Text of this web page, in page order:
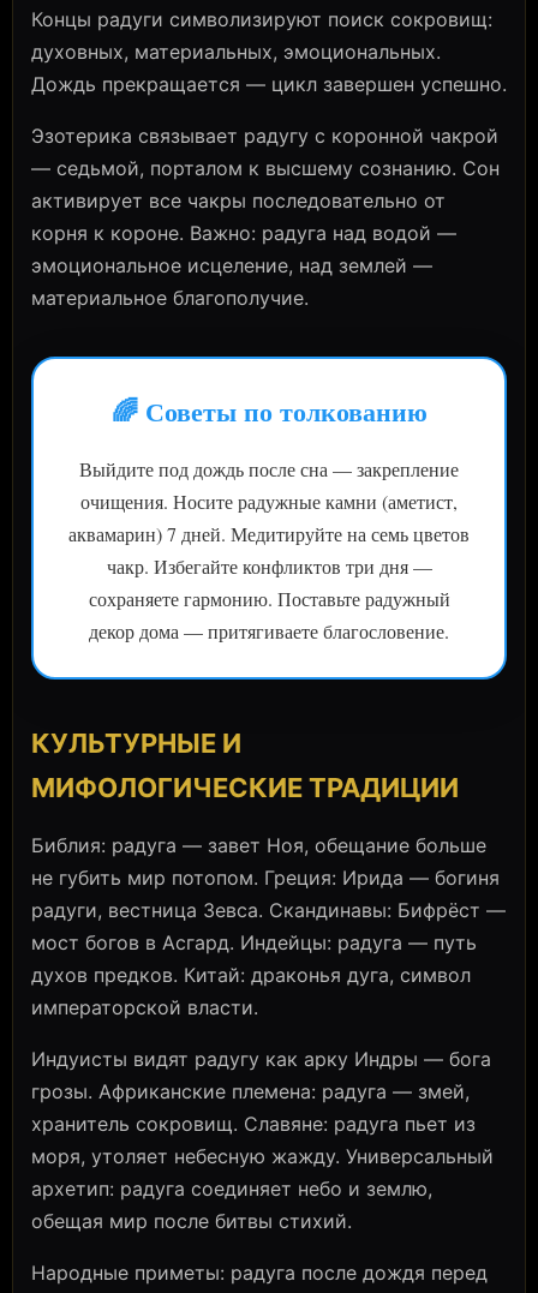
Концы радуги символизируют поиск сокровищ:
духовных, материальных, эмоциональных.
Дождь прекращается — цикл завершен успешно.
Эзотерика связывает радугу с коронной чакрой
— седьмой, порталом к высшему сознанию. Сон
активирует все чакры последовательно от
корня к короне. Важно: радуга над водой —
эмоциональное исцеление, над землей —
материальное благополучие.
🌈 Советы по толкованию
Выйдите под дождь после сна — закрепление
очищения. Носите радужные камни (аметист,
аквамарин) 7 дней. Медитируйте на семь цветов
чакр. Избегайте конфликтов три дня —
сохраняете гармонию. Поставьте радужный
декор дома — притягиваете благословение.
КУЛЬТУРНЫЕ И
МИФОЛОГИЧЕСКИЕ ТРАДИЦИИ
Библия: радуга — завет Ноя, обещание больше
не губить мир потопом. Греция: Ирида — богиня
радуги, вестница Зевса. Скандинавы: Бифрёст —
мост богов в Асгард. Индейцы: радуга — путь
духов предков. Китай: драконья дуга, символ
императорской власти.
Индуисты видят радугу как арку Индры — бога
грозы. Африканские племена: радуга — змей,
хранитель сокровищ. Славяне: радуга пьет из
моря, утоляет небесную жажду. Универсальный
архетип: радуга соединяет небо и землю,
обещая мир после битвы стихий.
Народные приметы: радуга после дождя перед